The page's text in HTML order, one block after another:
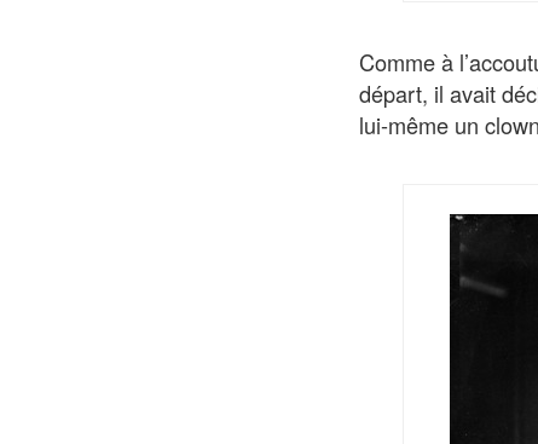
Comme à
départ, il avait
lui-même un